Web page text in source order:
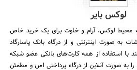
لوکس بایر
یک محیط لوکس، آرام و خلوت برای یک خرید خاص
به صورت اینترنتی و از درگاه بانک پاسارگاد
با استفاده از همه کارت‏‌های بانکی عضو شبکه
به صورت آنلاین از درگاه پرداختی امن و مطمئن